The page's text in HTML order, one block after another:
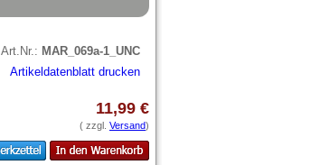
Art.Nr.: MAR_069a-1_UNC
Artikeldatenblatt drucken
11,99 €
( zzgl. Versand)